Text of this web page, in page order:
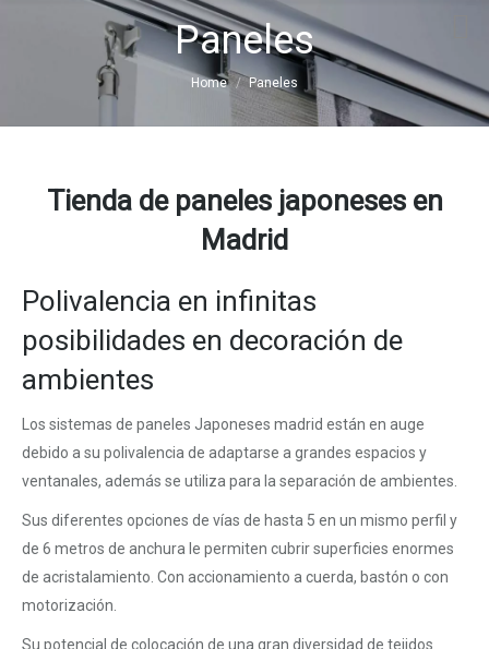
Paneles
You are here: Home Paneles
Tienda de paneles japoneses en
Madrid
Polivalencia en infinitas
posibilidades en decoración de
ambientes
Los sistemas de paneles Japoneses madrid están en auge
debido a su polivalencia de adaptarse a grandes espacios y
ventanales, además se utiliza para la separación de ambientes.
Sus diferentes opciones de vías de hasta 5 en un mismo perfil y
de 6 metros de anchura le permiten cubrir superficies enormes
de acristalamiento. Con accionamiento a cuerda, bastón o con
motorización.
Su potencial de colocación de una gran diversidad de tejidos